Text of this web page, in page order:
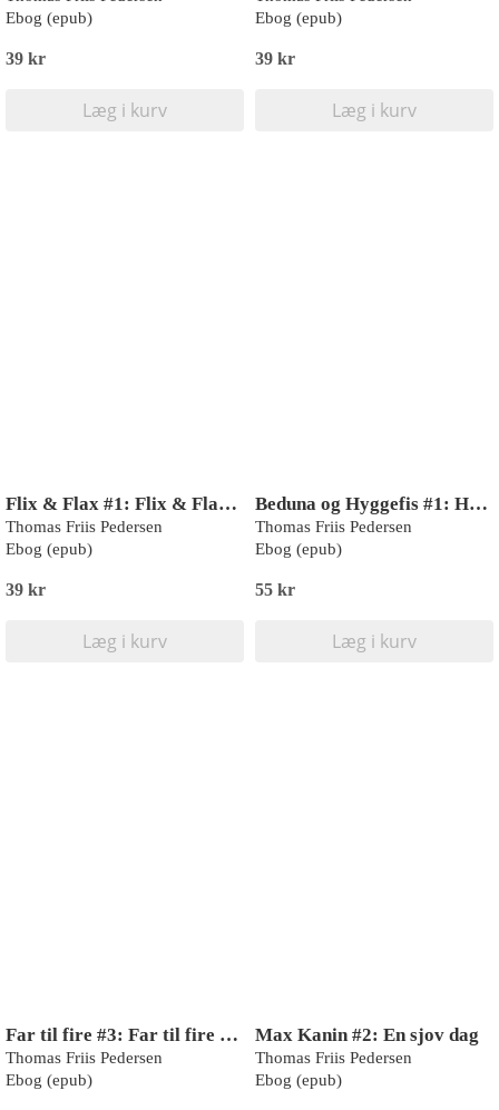
Ebog (epub)
39 kr
Læg i kurv
Ebog (epub)
39 kr
Læg i kurv
Flix & Flax #1: Flix & Flax får et kæledyr
Thomas Friis Pedersen
Ebog (epub)
39 kr
Læg i kurv
Beduna og Hyggefis #1: Hyggefis farer vild (LYT & LÆS)
Thomas Friis Pedersen
Ebog (epub)
55 kr
Læg i kurv
Far til fire #3: Far til fire og vikingerne (LYT & LÆS)
Thomas Friis Pedersen
Ebog (epub)
Max Kanin #2: En sjov dag
Thomas Friis Pedersen
Ebog (epub)